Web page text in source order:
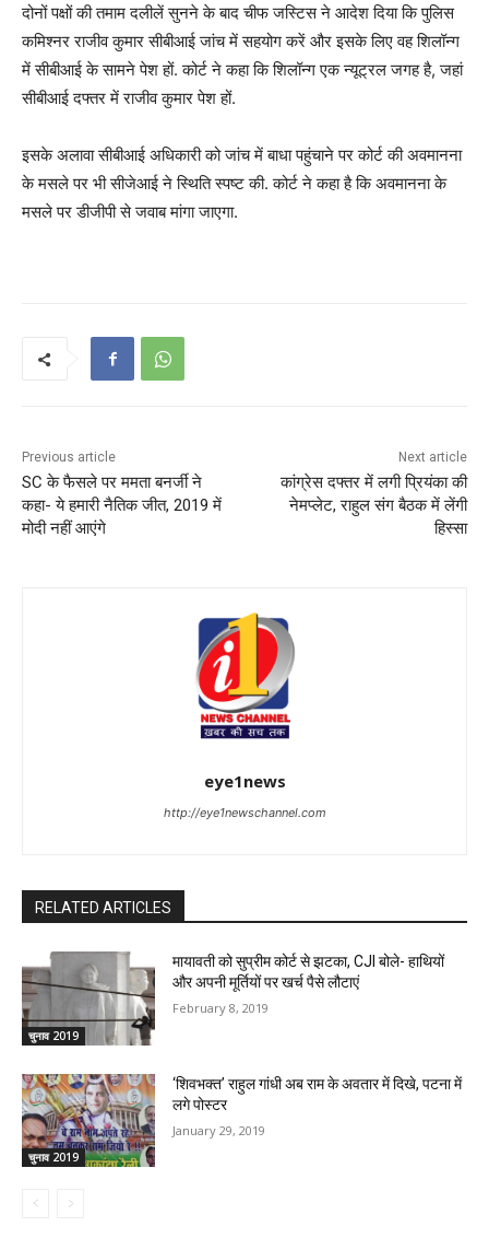
दोनों पक्षों की तमाम दलीलें सुनने के बाद चीफ जस्टिस ने आदेश दिया कि पुलिस
कमिश्नर राजीव कुमार सीबीआई जांच में सहयोग करें और इसके लिए वह शिलॉन्ग
में सीबीआई के सामने पेश हों. कोर्ट ने कहा कि शिलॉन्ग एक न्यूट्रल जगह है, जहां
सीबीआई दफ्तर में राजीव कुमार पेश हों.
इसके अलावा सीबीआई अधिकारी को जांच में बाधा पहुंचाने पर कोर्ट की अवमानना
के मसले पर भी सीजेआई ने स्थिति स्पष्ट की. कोर्ट ने कहा है कि अवमानना के
मसले पर डीजीपी से जवाब मांगा जाएगा.
Previous article
SC के फैसले पर ममता बनर्जी ने
कहा- ये हमारी नैतिक जीत, 2019 में
मोदी नहीं आएंगे
Next article
कांग्रेस दफ्तर में लगी प्रियंका की
नेमप्लेट, राहुल संग बैठक में लेंगी
हिस्सा
eye1news
http://eye1newschannel.com
RELATED ARTICLES
चुनाव 2019
मायावती को सुप्रीम कोर्ट से झटका, CJI बोले- हाथियों
और अपनी मूर्तियों पर खर्च पैसे लौटाएं
February 8, 2019
चुनाव 2019
‘शिवभक्त’ राहुल गांधी अब राम के अवतार में दिखे, पटना में
लगे पोस्टर
January 29, 2019